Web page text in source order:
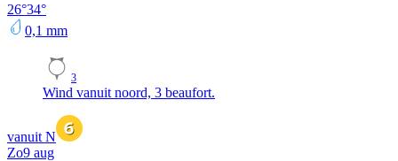
26°34°
0,1 mm
3
Wind vanuit noord, 3 beaufort.
vanuit N
Zo9 aug